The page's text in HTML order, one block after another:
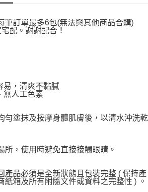
含以上)免運費
含以上)免運費
筆訂單最多6包(無法與其他商品合購)
配。謝謝配合！
易，清爽不黏膩
無人工色素
勻塗抹及按摩身體肌膚後，以清水沖洗乾
所，使用時避免直接接觸眼睛。
產品必須是全新狀態且包裝完整 ( 保持產
紙箱及所有附隨文件或資料之完整性 ) 。